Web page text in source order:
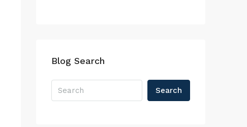
Blog Search
Search